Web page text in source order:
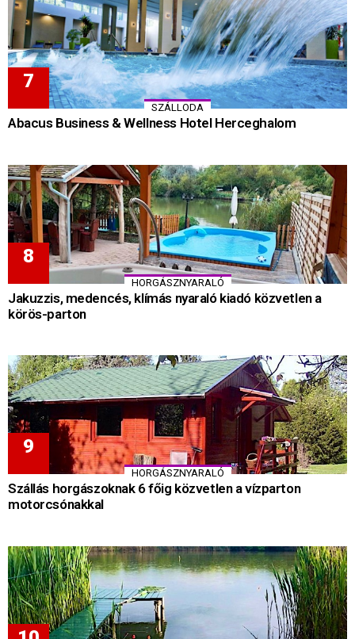
SZÁLLODA
Abacus Business & Wellness Hotel Herceghalom
HORGÁSZNYARALÓ
Jakuzzis, medencés, klímás nyaraló kiadó közvetlen a
körös-parton
HORGÁSZNYARALÓ
Szállás horgászoknak 6 főig közvetlen a vízparton
motorcsónakkal